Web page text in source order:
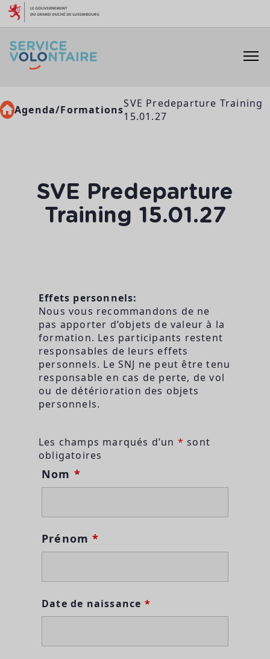
Aller au contenu
Agenda/FormationsSVE Predeparture Training
15.01.27
SVE Predeparture
Training 15.01.27
Effets personnels:
Nous vous recommandons de ne
pas apporter d’objets de valeur à la
formation. Les participants restent
responsables de leurs effets
personnels. Le SNJ ne peut être tenu
responsable en cas de perte, de vol
ou de détérioration des objets
personnels.
Les champs marqués d’un * sont
obligatoires
Nom *
Prénom*
Date de naissance *